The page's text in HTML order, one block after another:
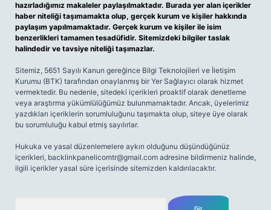
hazırladığımız makaleler paylaşılmaktadır. Burada yer alan içerikler
haber niteliği taşımamakta olup, gerçek kurum ve kişiler hakkında
paylaşım yapılmamaktadır. Gerçek kurum ve kişiler ile isim
benzerlikleri tamamen tesadüfidir. Sitemizdeki bilgiler taslak
halindedir ve tavsiye niteliği taşımazlar.
Sitemiz, 5651 Sayılı Kanun gereğince Bilgi Teknolojileri ve İletişim
Kurumu (BTK) tarafından onaylanmış bir Yer Sağlayıcı olarak hizmet
vermektedir. Bu nedenle, sitedeki içerikleri proaktif olarak denetleme
veya araştırma yükümlülüğümüz bulunmamaktadır. Ancak, üyelerimiz
yazdıkları içeriklerin sorumluluğunu taşımakta olup, siteye üye olarak
bu sorumluluğu kabul etmiş sayılırlar.
Hukuka ve yasal düzenlemelere aykırı olduğunu düşündüğünüz
içerikleri, backlinkpanelicomtr@gmail.com adresine bildirmeniz halinde,
ilgili içerikler yasal süre içerisinde sitemizden kaldırılacaktır.